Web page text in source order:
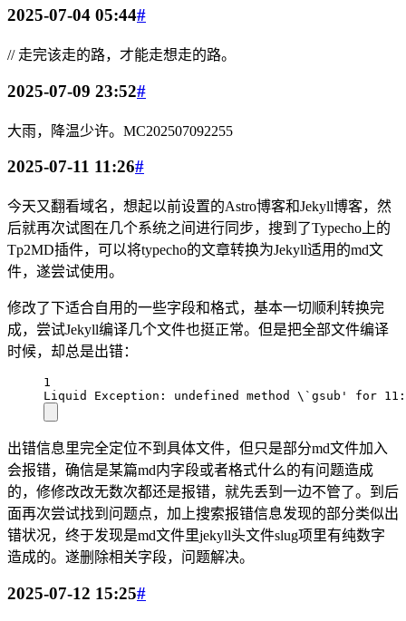
2025-07-04 05:44#
// 走完该走的路，才能走想走的路。
2025-07-09 23:52#
大雨，降温少许。MC202507092255
2025-07-11 11:26#
今天又翻看域名，想起以前设置的Astro博客和Jekyll博客，然
后就再次试图在几个系统之间进行同步，搜到了Typecho上的
Tp2MD插件，可以将typecho的文章转换为Jekyll适用的md文
件，遂尝试使用。
修改了下适合自用的一些字段和格式，基本一切顺利转换完
成，尝试Jekyll编译几个文件也挺正常。但是把全部文件编译
时候，却总是出错：
1
Liquid Exception: undefined method \`gsub' for
出错信息里完全定位不到具体文件，但只是部分md文件加入
会报错，确信是某篇md内字段或者格式什么的有问题造成
的，修修改改无数次都还是报错，就先丢到一边不管了。到后
面再次尝试找到问题点，加上搜索报错信息发现的部分类似出
错状况，终于发现是md文件里jekyll头文件slug项里有纯数字
造成的。遂删除相关字段，问题解决。
2025-07-12 15:25#